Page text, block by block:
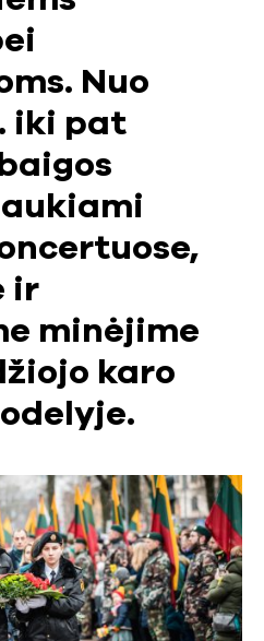
Nuo
iki pat
ir
minėjime
karo